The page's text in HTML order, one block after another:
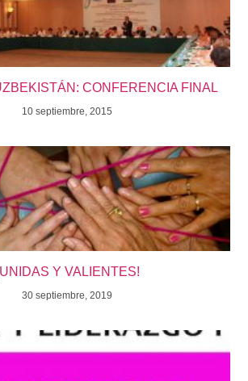
CONFERENCIA FINAL
10 septiembre, 2015
Y VALIENTES!
30 septiembre, 2019